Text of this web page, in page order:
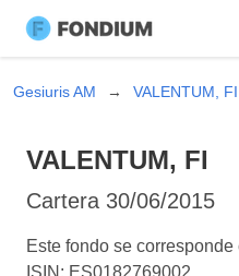
Gesiuris AM VALENTUM, FI
VALENTUM, FI
Cartera 30/06/2015
Este fondo se
ISIN: ES0182769002